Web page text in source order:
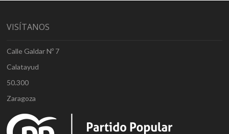
VISÍTANOS
Calle Galdar Nº 7
Calatayud
50.300
Zaragoza